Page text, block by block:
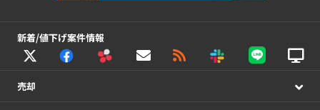
新着/値下げ案件情報
売却